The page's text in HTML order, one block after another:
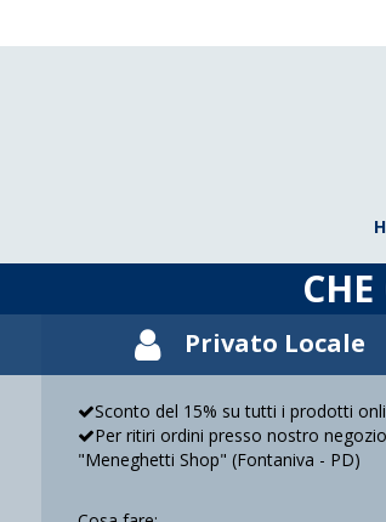
Privato Locale
Sconto del 15% su tutti i prodotti
Per ritiri ordini presso nostro negozio
"Meneghetti Shop" (Fontaniva - PD)